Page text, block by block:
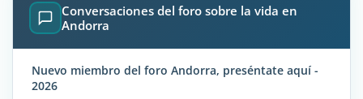
Conversaciones del foro sobre la vida en
Andorra
Nuevo miembro del foro Andorra, preséntate aquí -
2026